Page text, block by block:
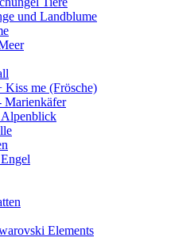
und Landblume
Kiss me (Frösche)
Elements